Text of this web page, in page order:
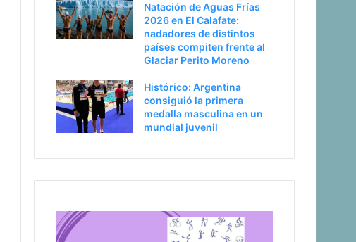
Natación de Aguas Frías
2026 en El Calafate:
nadadores de distintos
países compiten frente al
Glaciar Perito Moreno
Histórico: Argentina
consiguió la primera
medalla masculina en un
mundial juvenil